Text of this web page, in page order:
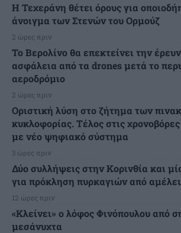
Η Τεχεράνη θέτει όρους για
άνοιγμα των Στενών του Ορμούζ
2 ώρες πριν
Το Βερολίνο θα επεκτείνει την
ασφάλεια από τα drones μετά το
αεροδρόμιο
2 ώρες πριν
Οριστική λύση στο ζήτημα των
κυκλοφορίας. Τέλος στις χρονοβόρες
με νέο ψηφιακό σύστημα
3 ώρες πριν
Δύο συλλήψεις στην Κορινθία και
για πρόκληση πυρκαγιών από
12 ώρες πριν
«Κλείνει» ο λόφος Φινόπουλου από
μεσάνυχτα